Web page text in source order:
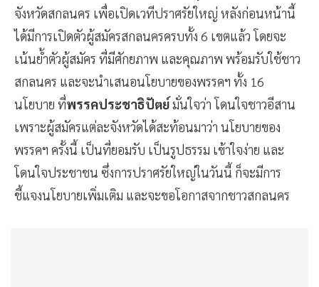
จังหวัดสกลนคร เพื่อเปิดเวทีปราศรัยใหญ่ หลังก่อนหน้านี้
ได้มีการเปิดตัวผู้สมัครสกลนครครบทั้ง 6 เขตแล้ว โดยจะ
เน้นย้ำตัวผู้สมัคร ที่มีศักยภาพ และคุณภาพ พร้อมรับใช้ชาว
สกลนคร และจะนำเสนอนโยบายของพรรคฯ ทั้ง 16
นโยบาย ที่พรรคประชาธิปัตย์มั่นใจว่า โดนใจชาวอีสาน
เพราะผู้สมัครแต่ละจังหวัดได้สะท้อนมาว่า นโยบายของ
พรรคฯ ครั้งนี้ เป็นที่ยอมรับ เป็นรูปธรรม เข้าใจง่าย และ
โดนใจประชาชน ซึ่งการปราศรัยใหญ่ในวันนี้ ก็จะมีการ
ชี้แจงนโยบายเพิ่มเติม และจะขอโอกาสจากชาวสกลนคร